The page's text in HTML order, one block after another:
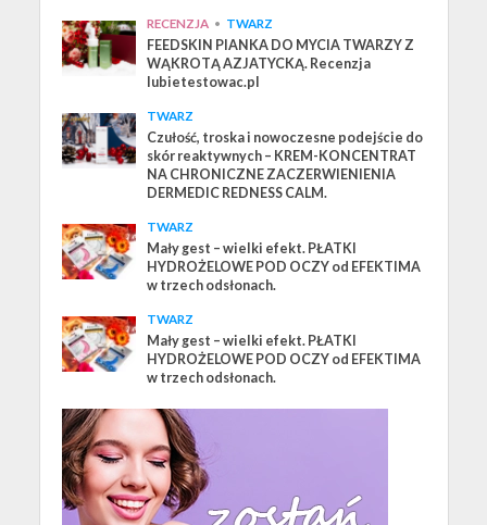
RECENZJA • TWARZ
FEEDSKIN PIANKA DO MYCIA TWARZY Z
WĄKROTĄ AZJATYCKĄ. Recenzja
lubietestowac.pl
TWARZ
Czułość, troska i nowoczesne podejście do
skór reaktywnych – KREM-KONCENTRAT
NA CHRONICZNE ZACZERWIENIENIA
DERMEDIC REDNESS CALM.
TWARZ
Mały gest – wielki efekt. PŁATKI
HYDROŻELOWE POD OCZY od EFEKTIMA
w trzech odsłonach.
TWARZ
Mały gest – wielki efekt. PŁATKI
HYDROŻELOWE POD OCZY od EFEKTIMA
w trzech odsłonach.